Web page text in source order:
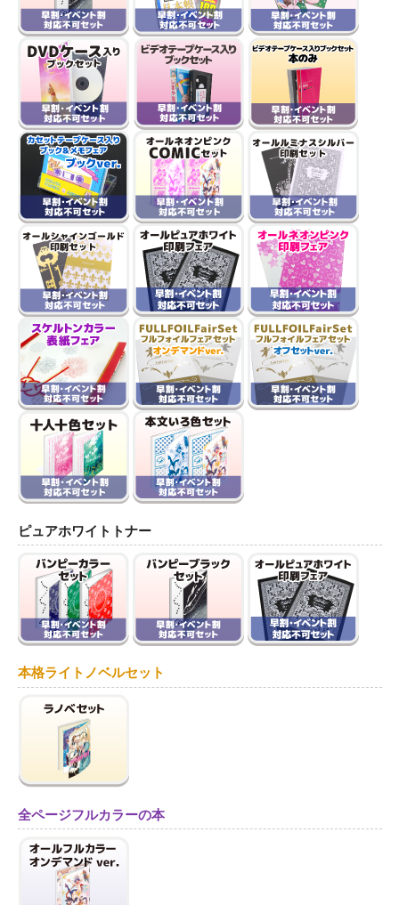
ピュアホワイトトナー
本格ライトノベルセット
全ページフルカラーの本